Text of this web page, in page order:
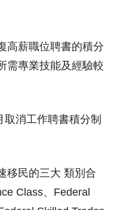
高薪職位聘書的積分
需專業技能及經驗較
消工作聘書積分制
移民的三大 類別合
Class、Federal